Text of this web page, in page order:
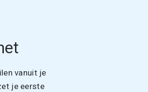
vanuit je
je eerste